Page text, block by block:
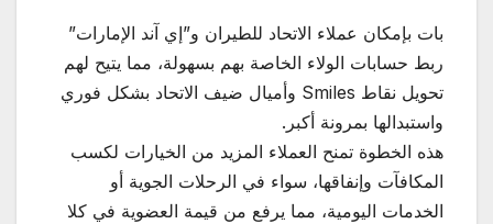
بات بإمكان عملاء الاتحاد للطيران و”إي آند الإمارات”
ربط حسابات الولاء الخاصة بهم بسهولة، مما يتيح لهم
تحويل نقاط Smiles وأميال ضيف الاتحاد بشكل فوري
واستبدالها بمرونة أكبر.
هذه الخطوة تمنح العملاء المزيد من الخيارات لكسب
المكافآت وإنفاقها، سواء في الرحلات الجوية أو
الخدمات اليومية، مما يرفع من قيمة العضوية في كلا